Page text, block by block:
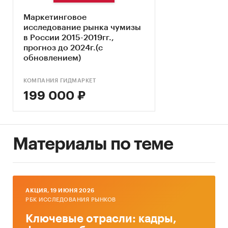
Экономические характеристики рынка
Влияние макросреды
Оценка степени конкуренции
Базы данных государственных органов
статистики
Данные Федеральной налоговой службы
Открытые источники (сайты, порталы)
Отчетность эмитентов
Маркетинговое
исследование рынка чумизы
в России 2015-2019гг.,
прогноз до 2024г.(с
обновлением)
КОМПАНИЯ ГИДМАРКЕТ
199 000 ₽
Материалы по теме
AКЦИЯ, 19 ИЮНЯ 2026
РБК ИССЛЕДОВАНИЯ РЫНКОВ
Ключевые отрасли: кадры,